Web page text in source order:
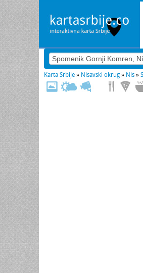
Karta Srbije » Nišavski okrug » Niš »